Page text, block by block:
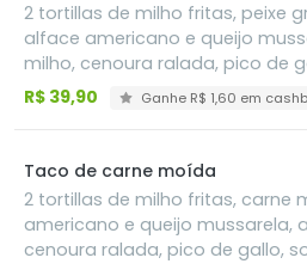
2 tortillas de milho fritas, peixe
alface americano e queijo
milho, cenoura ralada, pico de
guacamole
R$ 39,90 Ganhe R$ 1,60 em
Taco de carne moída
2 tortillas de milho fritas, carne
americano e queijo mussarela,
cenoura ralada, pico de gallo,